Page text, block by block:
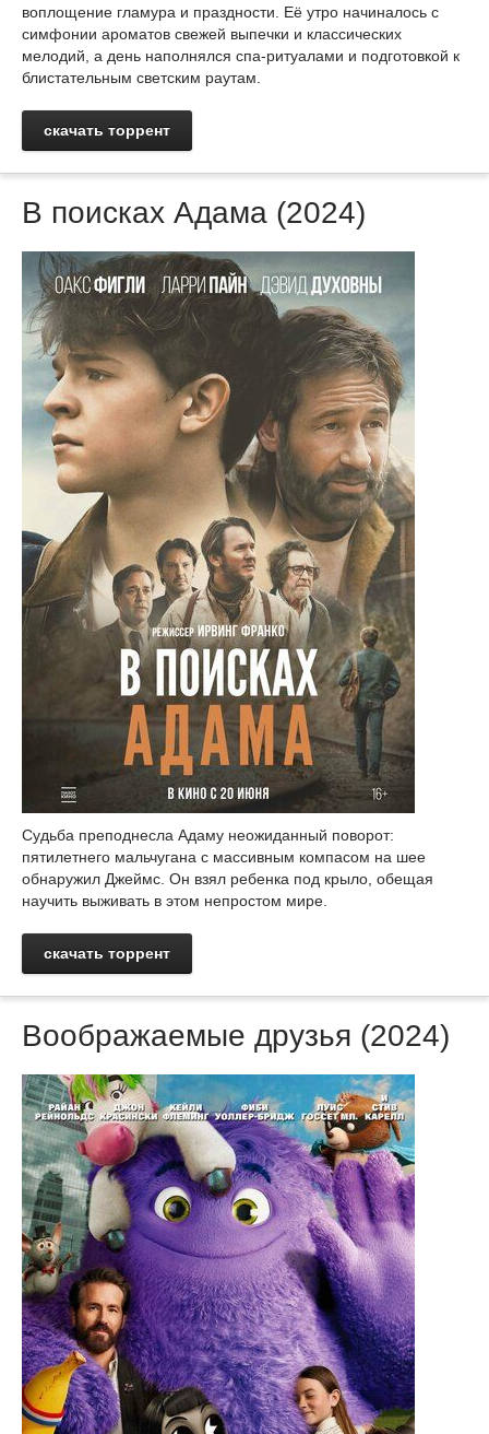
воплощение гламура и праздности. Её утро начиналось с
симфонии ароматов свежей выпечки и классических
мелодий, а день наполнялся спа-ритуалами и подготовкой к
блистательным светским раутам.
скачать торрент
В поисках Адама (2024)
Судьба преподнесла Адаму неожиданный поворот:
пятилетнего мальчугана с массивным компасом на шее
обнаружил Джеймс. Он взял ребенка под крыло, обещая
научить выживать в этом непростом мире.
скачать торрент
Воображаемые друзья (2024)